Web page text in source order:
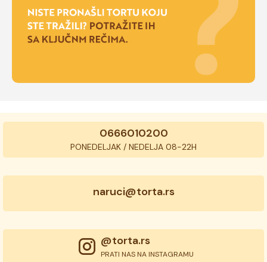
0666010200
PONEDELJAK / NEDELJA 08-22H
naruci@torta.rs
@torta.rs
PRATI NAS NA INSTAGRAMU